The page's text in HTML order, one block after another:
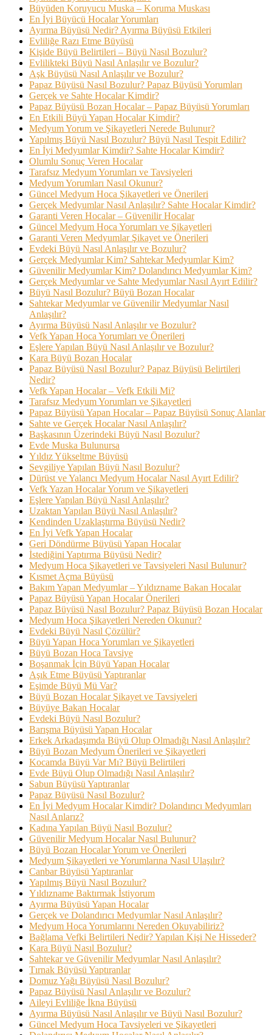
Büyüden Koruyucu Muska – Koruma Muskası
En İyi Büyücü Hocalar Yorumları
Ayırma Büyüsü Nedir? Ayırma Büyüsü Etkileri
Evliliğe Razı Etme Büyüsü
Kişide Büyü Belirtileri – Büyü Nasıl Bozulur?
Evlilikteki Büyü Nasıl Anlaşılır ve Bozulur?
Aşk Büyüsü Nasıl Anlaşılır ve Bozulur?
Papaz Büyüsü Nasıl Bozulur? Papaz Büyüsü Yorumları
Gerçek ve Sahte Hocalar Kimdir?
Papaz Büyüsü Bozan Hocalar – Papaz Büyüsü Yorumları
En Etkili Büyü Yapan Hocalar Kimdir?
Medyum Yorum ve Şikayetleri Nerede Bulunur?
Yapılmış Büyü Nasıl Bozulur? Büyü Nasıl Tespit Edilir?
En İyi Medyumlar Kimdir? Sahte Hocalar Kimdir?
Olumlu Sonuç Veren Hocalar
Tarafsız Medyum Yorumları ve Tavsiyeleri
Medyum Yorumları Nasıl Okunur?
Güncel Medyum Hoca Şikayetleri ve Önerileri
Gerçek Medyumlar Nasıl Anlaşılır? Sahte Hocalar Kimdir?
Garanti Veren Hocalar – Güvenilir Hocalar
Güncel Medyum Hoca Yorumları ve Şikayetleri
Garanti Veren Medyumlar Şikayet ve Önerileri
Evdeki Büyü Nasıl Anlaşılır ve Bozulur?
Gerçek Medyumlar Kim? Sahtekar Medyumlar Kim?
Güvenilir Medyumlar Kim? Dolandırıcı Medyumlar Kim?
Gerçek Medyumlar ve Sahte Medyumlar Nasıl Ayırt Edilir?
Büyü Nasıl Bozulur? Büyü Bozan Hocalar
Sahtekar Medyumlar ve Güvenilir Medyumlar Nasıl
Anlaşılır?
Ayırma Büyüsü Nasıl Anlaşılır ve Bozulur?
Vefk Yapan Hoca Yorumları ve Önerileri
Eşlere Yapılan Büyü Nasıl Anlaşılır ve Bozulur?
Kara Büyü Bozan Hocalar
Papaz Büyüsü Nasıl Bozulur? Papaz Büyüsü Belirtileri
Nedir?
Vefk Yapan Hocalar – Vefk Etkili Mi?
Tarafsız Medyum Yorumları ve Şikayetleri
Papaz Büyüsü Yapan Hocalar – Papaz Büyüsü Sonuç Alanlar
Sahte ve Gerçek Hocalar Nasıl Anlaşılır?
Başkasının Üzerindeki Büyü Nasıl Bozulur?
Evde Muska Bulunursa
Yıldız Yükseltme Büyüsü
Sevgiliye Yapılan Büyü Nasıl Bozulur?
Dürüst ve Yalancı Medyum Hocalar Nasıl Ayırt Edilir?
Vefk Yazan Hocalar Yorum ve Şikayetleri
Eşlere Yapılan Büyü Nasıl Anlaşılır?
Uzaktan Yapılan Büyü Nasıl Anlaşılır?
Kendinden Uzaklaştırma Büyüsü Nedir?
En İyi Vefk Yapan Hocalar
Geri Döndürme Büyüsü Yapan Hocalar
İstediğini Yaptırma Büyüsü Nedir?
Medyum Hoca Şikayetleri ve Tavsiyeleri Nasıl Bulunur?
Kısmet Açma Büyüsü
Bakım Yapan Medyumlar – Yıldızname Bakan Hocalar
Papaz Büyüsü Yapan Hocalar Önerileri
Papaz Büyüsü Nasıl Bozulur? Papaz Büyüsü Bozan Hocalar
Medyum Hoca Şikayetleri Nereden Okunur?
Evdeki Büyü Nasıl Çözülür?
Büyü Yapan Hoca Yorumları ve Şikayetleri
Büyü Bozan Hoca Tavsiye
Boşanmak İçin Büyü Yapan Hocalar
Aşık Etme Büyüsü Yaptıranlar
Eşimde Büyü Mü Var?
Büyü Bozan Hocalar Şikayet ve Tavsiyeleri
Büyüye Bakan Hocalar
Evdeki Büyü Nasıl Bozulur?
Barışma Büyüsü Yapan Hocalar
Erkek Arkadaşımda Büyü Olup Olmadığı Nasıl Anlaşılır?
Büyü Bozan Medyum Önerileri ve Şikayetleri
Kocamda Büyü Var Mı? Büyü Belirtileri
Evde Büyü Olup Olmadığı Nasıl Anlaşılır?
Sabun Büyüsü Yaptıranlar
Papaz Büyüsü Nasıl Bozulur?
En İyi Medyum Hocalar Kimdir? Dolandırıcı Medyumları
Nasıl Anlarız?
Kadına Yapılan Büyü Nasıl Bozulur?
Güvenilir Medyum Hocalar Nasıl Bulunur?
Büyü Bozan Hocalar Yorum ve Önerileri
Medyum Şikayetleri ve Yorumlarına Nasıl Ulaşılır?
Canbar Büyüsü Yaptıranlar
Yapılmış Büyü Nasıl Bozulur?
Yıldızname Baktırmak İstiyorum
Ayırma Büyüsü Yapan Hocalar
Gerçek ve Dolandırıcı Medyumlar Nasıl Anlaşılır?
Medyum Hoca Yorumlarını Nereden Okuyabiliriz?
Bağlama Vefki Belirtileri Nedir? Yapılan Kişi Ne Hisseder?
Kara Büyü Nasıl Bozulur?
Sahtekar ve Güvenilir Medyumlar Nasıl Anlaşılır?
Tırnak Büyüsü Yaptıranlar
Domuz Yağı Büyüsü Nasıl Bozulur?
Papaz Büyüsü Nasıl Anlaşılır ve Bozulur?
Aileyi Evliliğe İkna Büyüsü
Ayırma Büyüsü Nasıl Anlaşılır ve Büyü Nasıl Bozulur?
Güncel Medyum Hoca Tavsiyeleri ve Şikayetleri